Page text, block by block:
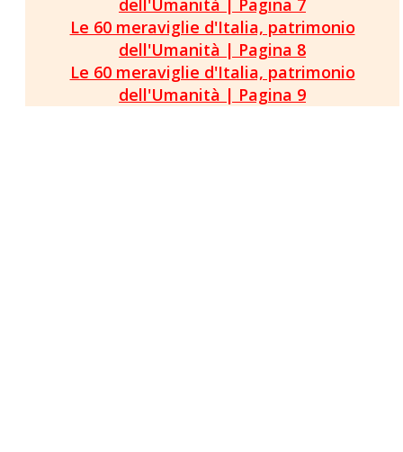
dell'Umanità | Pagina 7
Le 60 meraviglie d'Italia, patrimonio
dell'Umanità | Pagina 8
Le 60 meraviglie d'Italia, patrimonio
dell'Umanità | Pagina 9